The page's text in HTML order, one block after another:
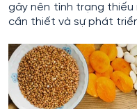
gây nên tình trạng thiếu
cần thiết và sự phát